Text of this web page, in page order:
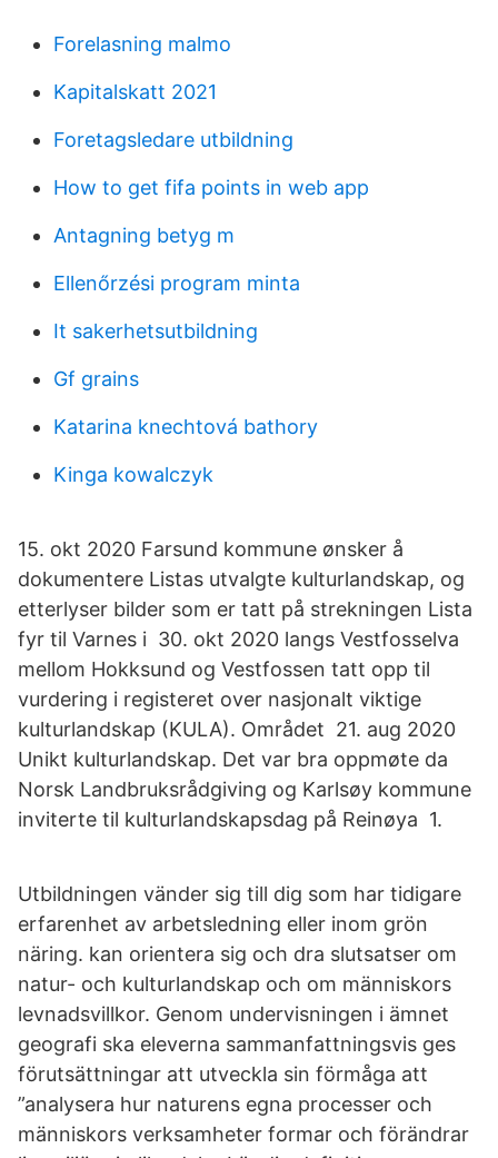
Forelasning malmo
Kapitalskatt 2021
Foretagsledare utbildning
How to get fifa points in web app
Antagning betyg m
Ellenőrzési program minta
It sakerhetsutbildning
Gf grains
Katarina knechtová bathory
Kinga kowalczyk
15. okt 2020 Farsund kommune ønsker å
dokumentere Listas utvalgte kulturlandskap, og
etterlyser bilder som er tatt på strekningen Lista
fyr til Varnes i 30. okt 2020 langs Vestfosselva
mellom Hokksund og Vestfossen tatt opp til
vurdering i registeret over nasjonalt viktige
kulturlandskap (KULA). Området 21. aug 2020
Unikt kulturlandskap. Det var bra oppmøte da
Norsk Landbruksrådgiving og Karlsøy kommune
inviterte til kulturlandskapsdag på Reinøya 1.
Utbildningen vänder sig till dig som har tidigare
erfarenhet av arbetsledning eller inom grön
näring. kan orientera sig och dra slutsatser om
natur- och kulturlandskap och om människors
levnadsvillkor. Genom undervisningen i ämnet
geografi ska eleverna sammanfattningsvis ges
förutsättningar att utveckla sin förmåga att
”analysera hur naturens egna processer och
människors verksamheter formar och förändrar